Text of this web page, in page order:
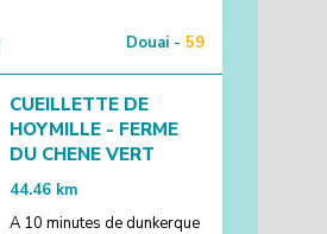
Douai - 59
CUEILLETTE DE
HOYMILLE - FERME
DU CHENE VERT
44.46 km
A 10 minutes de dunkerque